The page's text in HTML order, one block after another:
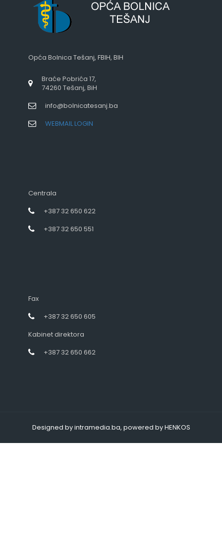
Opća Bolnica Tešanj, FBIH, BIH
Braće Pobrića 17,
74260 Tešanj, BiH
info@bolnicatesanj.ba
WEBMAIL LOGIN
Centrala
+387 32 650 622
+387 32 650 551
Fax
+387 32 650 605
Kabinet direktora
+387 32 650 662
Designed by intramedia.ba, powered by HENKOS